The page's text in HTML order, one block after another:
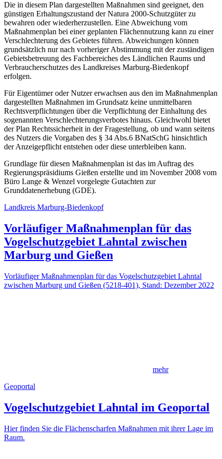
Die in diesem Plan dargestellten Maßnahmen sind geeignet, den
günstigen Erhaltungszustand der Natura 2000-Schutzgüter zu
bewahren oder wiederherzustellen. Eine Abweichung vom
Maßnahmenplan bei einer geplanten Flächennutzung kann zu einer
Verschlechterung des Gebietes führen. Abweichungen können
grundsätzlich nur nach vorheriger Abstimmung mit der zuständigen
Gebietsbetreuung des Fachbereiches des Ländlichen Raums und
Verbraucherschutzes des Landkreises Marburg-Biedenkopf
erfolgen.
Für Eigentümer oder Nutzer erwachsen aus den im Maßnahmenplan
dargestellten Maßnahmen im Grundsatz keine unmittelbaren
Rechtsverpflichtungen über die Verpflichtung der Einhaltung des
sogenannten Verschlechterungsverbotes hinaus. Gleichwohl bietet
der Plan Rechtssicherheit in der Fragestellung, ob und wann seitens
des Nutzers die Vorgaben des § 34 Abs.6 BNatSchG hinsichtlich
der Anzeigepflicht entstehen oder diese unterbleiben kann.
Grundlage für diesen Maßnahmenplan ist das im Auftrag des
Regierungspräsidiums Gießen erstellte und im November 2008 vom
Büro Lange & Wenzel vorgelegte Gutachten zur
Grunddatenerhebung (GDE).
Landkreis Marburg-Biedenkopf
Vorläufiger Maßnahmenplan für das
Vogelschutzgebiet Lahntal zwischen
Marburg und Gießen
Vorläufiger Maßnahmenplan für das Vogelschutzgebiet Lahntal
zwischen Marburg und Gießen (5218-401), Stand: Dezember 2022
mehr
Geoportal
Vogelschutzgebiet Lahntal im Geoportal
Hier finden Sie die Flächenscharfen Maßnahmen mit ihrer Lage im
Raum.